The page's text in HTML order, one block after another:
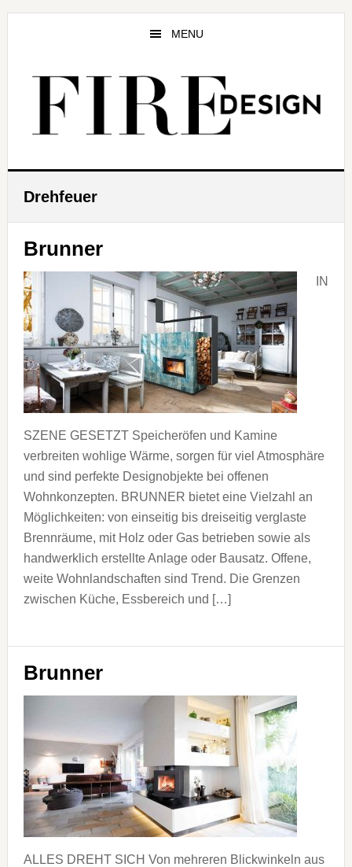
MENU
Drehfeuer
Brunner
IN
SZENE GESETZT Speicheröfen und Kamine
verbreiten wohlige Wärme, sorgen für viel Atmosphäre
und sind perfekte Designobjekte bei offenen
Wohnkonzepten. BRUNNER bietet eine Vielzahl an
Möglichkeiten: von einseitig bis dreiseitig verglaste
Brennräume, mit Holz oder Gas betrieben sowie als
handwerklich erstellte Anlage oder Bausatz. Offene,
weite Wohnlandschaften sind Trend. Die Grenzen
zwischen Küche, Essbereich und […]
Brunner
ALLES DREHT SICH Von mehreren Blickwinkeln aus